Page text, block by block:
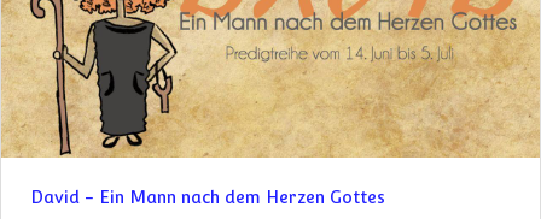
David - Ein Mann nach dem Herzen Gottes